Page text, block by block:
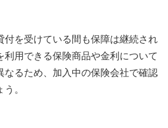
付を受けている間も保障は継続され
利用できる保険商品や金利について
なるため、加入中の保険会社で確認
。